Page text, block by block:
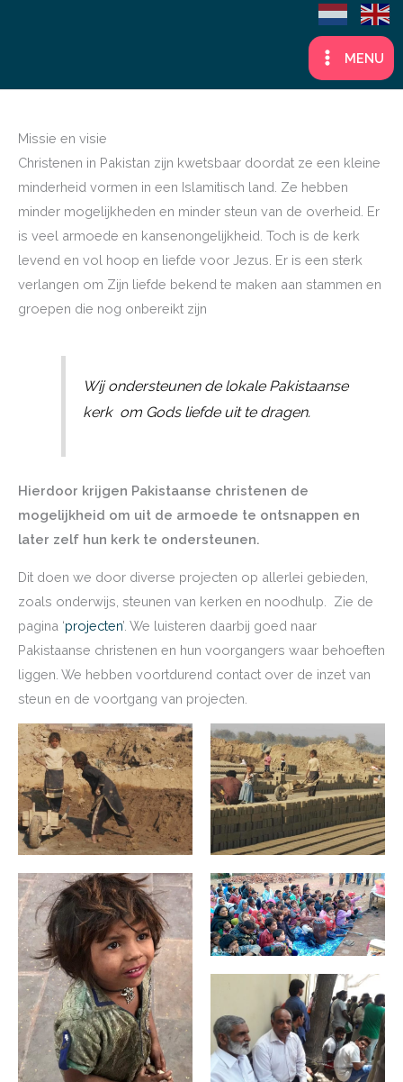
MENU
Missie en visie
Christenen in Pakistan zijn kwetsbaar doordat ze een kleine
minderheid vormen in een Islamitisch land. Ze hebben
minder mogelijkheden en minder steun van de overheid. Er
is veel armoede en kansenongelijkheid. Toch is de kerk
levend en vol hoop en liefde voor Jezus. Er is een sterk
verlangen om Zijn liefde bekend te maken aan stammen en
groepen die nog onbereikt zijn
Wij ondersteunen de lokale Pakistaanse
kerk om Gods liefde uit te dragen.
Hierdoor krijgen Pakistaanse christenen de
mogelijkheid om uit de armoede te ontsnappen en
later zelf hun kerk te ondersteunen.
Dit doen we door diverse projecten op allerlei gebieden,
zoals onderwijs, steunen van kerken en noodhulp. Zie de
pagina ‘projecten’. We luisteren daarbij goed naar
Pakistaanse christenen en hun voorgangers waar behoeften
liggen. We hebben voortdurend contact over de inzet van
steun en de voortgang van projecten.